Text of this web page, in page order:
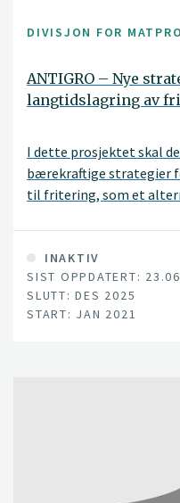
DIVISJON FOR
ANTIGRO – Nye
langtidslagring av
I dette prosjektet skal
bærekraftige strategier
til fritering, som et
ulike lagertypene og
INAKTIV
SIST OPPDATERT:
SLUTT: DES 2025
START: JAN 2021